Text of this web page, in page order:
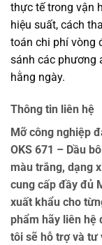
thực tế trong vận
hiệu suất, cách
toán chi phí vòng
sánh các phương
hằng ngày.
Thông tin liên hệ
Mỡ công nghiệp
OKS 671 – Dầu
màu trắng, dạng
cung cấp đầy đủ
xuất khẩu cho
phẩm hãy liên hệ
tôi sẽ hỗ trợ và tư